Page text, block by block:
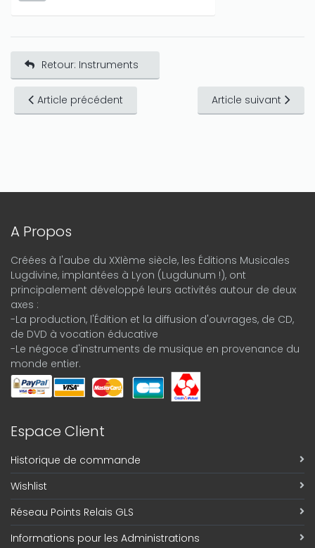
Retour: Instruments
Article précédent Article suivant
A Propos
Créées à l'aube du XXIème siècle, les Éditions Musicales
Lugdivine, implantées à Lyon (Lugdunum !), ont
principalement développé leurs activités autour de deux
axes :
-La production, l'Édition et la diffusion d'ouvrages, de CD,
de DVD à vocation éducative
-Le négoce d'instruments de musique en provenance du
monde entier.
Espace Client
Historique de commande
Wishlist
Réseau Points Relais GLS
Informations pour les Administrations